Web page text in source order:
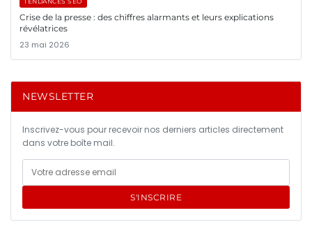
Crise de la presse : des chiffres alarmants et leurs explications
révélatrices
23 mai 2026
NEWSLETTER
Inscrivez-vous pour recevoir nos derniers articles directement
dans votre boîte mail.
S'INSCRIRE